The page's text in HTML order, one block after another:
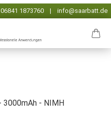
3000mAh - NIMH